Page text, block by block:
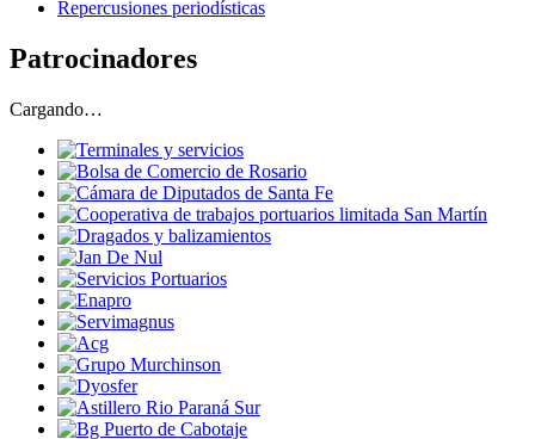
Repercusiones periodísticas
Patrocinadores
Cargando…